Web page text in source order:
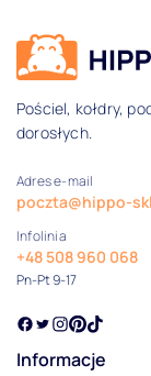
Dane
Pościel, kołdry,
dorosłych.
Adres e-mail
poczta@hippo-
Infolinia
+48 508 960 068
Pn-Pt 9-17
Informacje